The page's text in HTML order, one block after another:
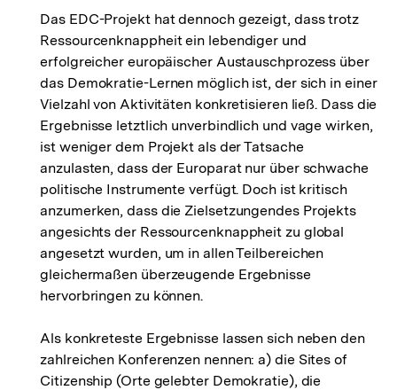
Das EDC-Projekt hat dennoch gezeigt, dass trotz
Ressourcenknappheit ein lebendiger und
erfolgreicher europäischer Austauschprozess über
das Demokratie-Lernen möglich ist, der sich in einer
Vielzahl von Aktivitäten konkretisieren ließ. Dass die
Ergebnisse letztlich unverbindlich und vage wirken,
ist weniger dem Projekt als der Tatsache
anzulasten, dass der Europarat nur über schwache
politische Instrumente verfügt. Doch ist kritisch
anzumerken, dass die Zielsetzungendes Projekts
angesichts der Ressourcenknappheit zu global
angesetzt wurden, um in allen Teilbereichen
gleichermaßen überzeugende Ergebnisse
hervorbringen zu können.
Als konkreteste Ergebnisse lassen sich neben den
zahlreichen Konferenzen nennen: a) die Sites of
Citizenship (Orte gelebter Demokratie), die